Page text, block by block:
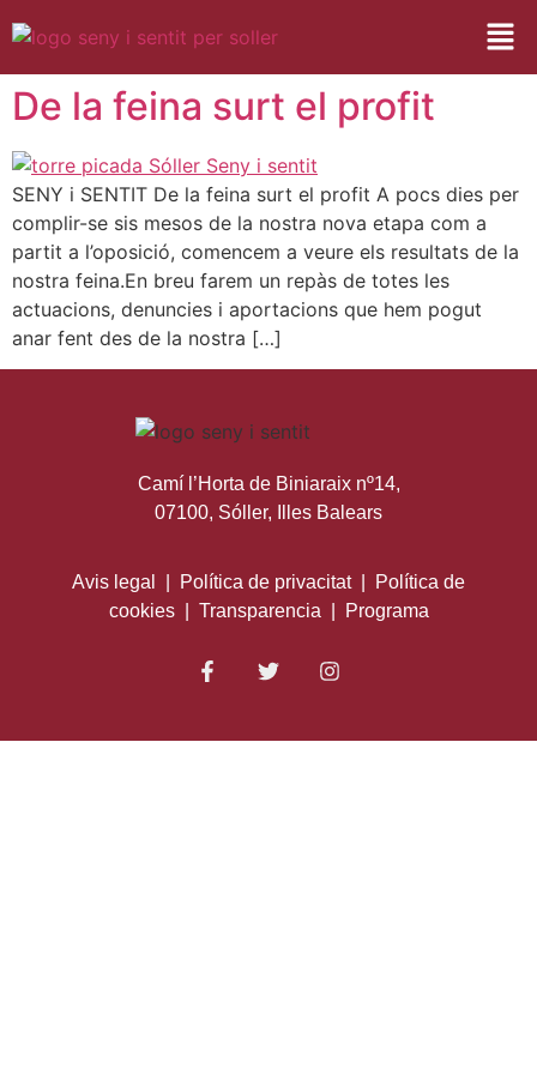
De la feina surt el profit
SENY i SENTIT De la feina surt el profit A pocs dies per
complir-se sis mesos de la nostra nova etapa com a
partit a l’oposició, comencem a veure els resultats de la
nostra feina.En breu farem un repàs de totes les
actuacions, denuncies i aportacions que hem pogut
anar fent des de la nostra […]
Camí l’Horta de Biniaraix nº14,
07100, Sóller, Illes Balears
Avis legal Política de privacitat|
Política de
cookies| Transparencia Programa